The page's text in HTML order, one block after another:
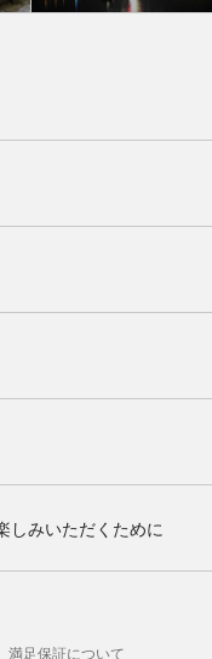
しみいただくために
満足保証について